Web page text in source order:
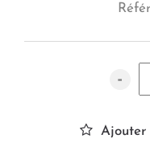
-
Ajouter